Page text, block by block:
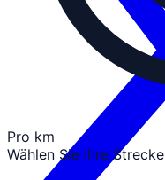
Pro km
Wählen Sie Ihre Strecke